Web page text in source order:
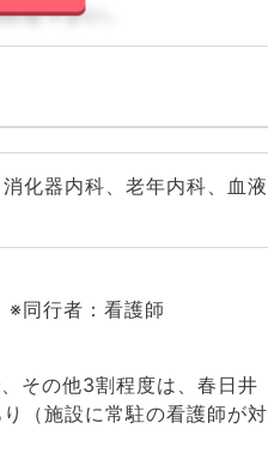
せ下さい。
化器内科、老年内科、血液
同行者：看護師
その他3割程度は、春日井
（施設に常駐の看護師が対